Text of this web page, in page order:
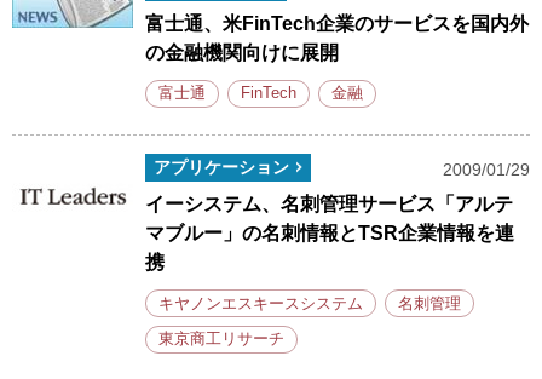
富士通、米FinTech企業のサービスを国内外
の金融機関向けに展開
富士通 FinTech 金融
アプリケーション 2009/01/29
イーシステム、名刺管理サービス「アルテ
マブルー」の名刺情報とTSR企業情報を連
携
キヤノンエスキースシステム 名刺管理
東京商工リサーチ